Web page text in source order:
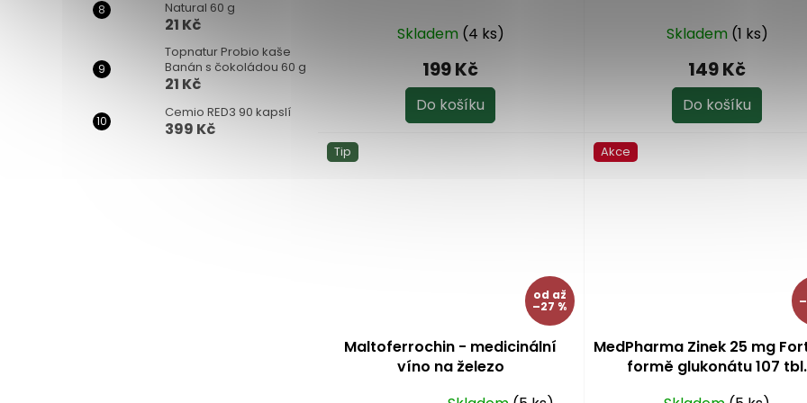
Natural 60 g
21 Kč
Topnatur Probio kaše
Banán s čokoládou 60 g
21 Kč
Cemio RED3 90 kapslí
399 Kč
Skladem (4 ks)
199 Kč
Do košíku
Skladem (1 ks)
149 Kč
Do košíku
Tip
od až
–27 %
Maltoferrochin - medicinální
víno na železo
Akce
MedPharma Zinek 25 mg
formě glukonátu 107 tbl.